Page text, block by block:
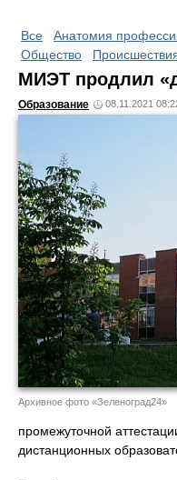
Все Анатомия
Общество
МИЭТ продлил
Образование 08.11.2021
Архивное фото «Зеленоград24»
промежуточной
дистанционных